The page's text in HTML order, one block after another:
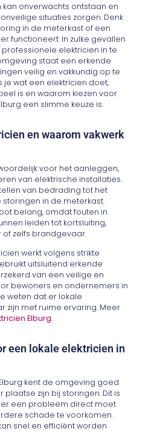
onverwachts ontstaan en
situaties zorgen. Denk
in de meterkast of een
functioneert. In zulke gevallen
elektricien in te
staat een erkende
veilig en vakkundig op te
je wat een elektricien doet,
is en waarom kiezen voor
een slimme keuze is.
en waarom vakwerk
voor het aanleggen,
van elektrische installaties.
van bedrading tot het
in de meterkast.
belang, omdat fouten in
leiden tot kortsluiting,
zelfs brandgevaar.
werkt volgens strikte
uitsluitend erkende
van een veilige en
bewoners en ondernemers in
weten dat er lokale
zijn met ruime ervaring. Meer
Elburg.
een lokale elektricien in
kent de omgeving goed
zijn bij storingen. Dit is
een probleem direct moet
schade te voorkomen.
snel en efficiënt worden